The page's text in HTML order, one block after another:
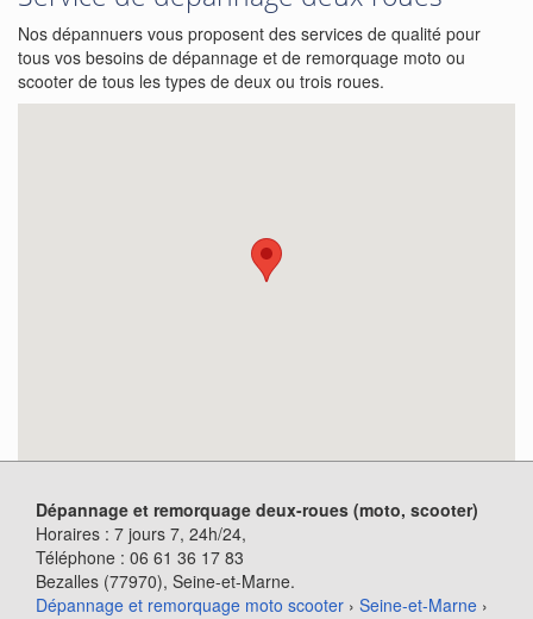
Nos dépannuers vous proposent des services de qualité pour
tous vos besoins de dépannage et de remorquage moto ou
scooter de tous les types de deux ou trois roues.
Dépannage et remorquage deux-roues (moto, scooter)
Horaires : 7 jours 7, 24h/24,
Téléphone : 06 61 36 17 83
Bezalles (77970), Seine-et-Marne.
Dépannage et remorquage moto scooter › Seine-et-Marne ›